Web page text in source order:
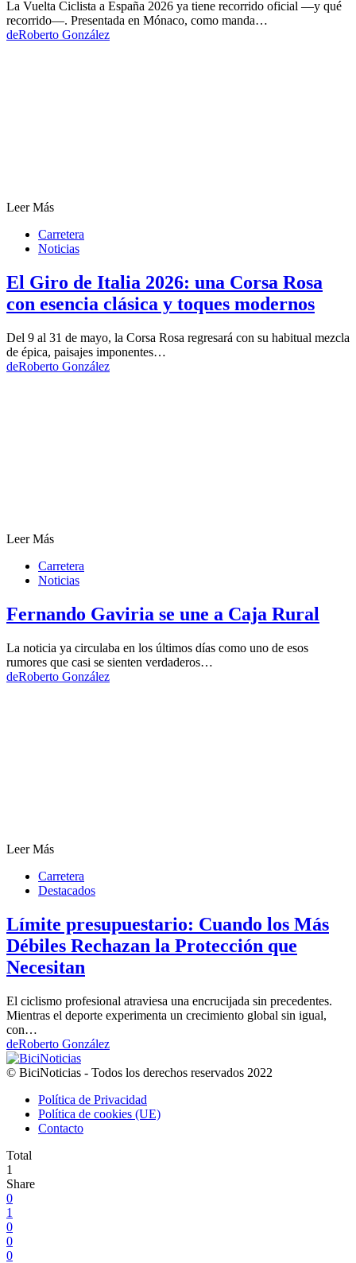
La Vuelta Ciclista a España 2026 ya tiene recorrido oficial —y qué
recorrido—. Presentada en Mónaco, como manda…
deRoberto González
Leer Más
Carretera
Noticias
El Giro de Italia 2026: una Corsa Rosa
con esencia clásica y toques modernos
Del 9 al 31 de mayo, la Corsa Rosa regresará con su habitual mezcla
de épica, paisajes imponentes…
deRoberto González
Leer Más
Carretera
Noticias
Fernando Gaviria se une a Caja Rural
La noticia ya circulaba en los últimos días como uno de esos
rumores que casi se sienten verdaderos…
deRoberto González
Leer Más
Carretera
Destacados
Límite presupuestario: Cuando los Más
Débiles Rechazan la Protección que
Necesitan
El ciclismo profesional atraviesa una encrucijada sin precedentes.
Mientras el deporte experimenta un crecimiento global sin igual,
con…
deRoberto González
© BiciNoticias - Todos los derechos reservados 2022
Política de Privacidad
Política de cookies (UE)
Contacto
Total
1
Share
0
1
0
0
0